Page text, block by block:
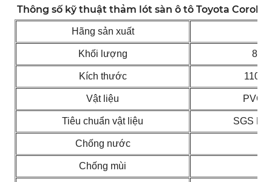
Thông số kỹ thuật thảm lót sàn ô tô Toyota Corolla
Hãng sản xuất
Khối lượng 8 -
Kích thước
Vật liệu PVC
Tiêu chuẩn vật liệu SGS
Chống nước
Chống mùi